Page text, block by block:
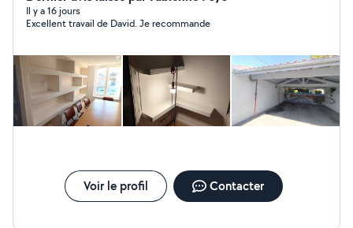
menuiserie/platrerie, je saurai répondre aux demandes
suivantes : - Platrerie (placo simple et
extérieure - Pose de menuiseries pvc bois et alu
(fenêtres/portes/baies vitrées/volets roulants/porte de
garage/portails) - Maçonnerie - Carrelage sols et murs -
Pose de parquet - Montage meubles en kit et pose de
cuisine - Traitement de façade (traitement de fissure,
Il y a 16 jours
Excellent travail de David. Je recommande
Voir le profil Contacter